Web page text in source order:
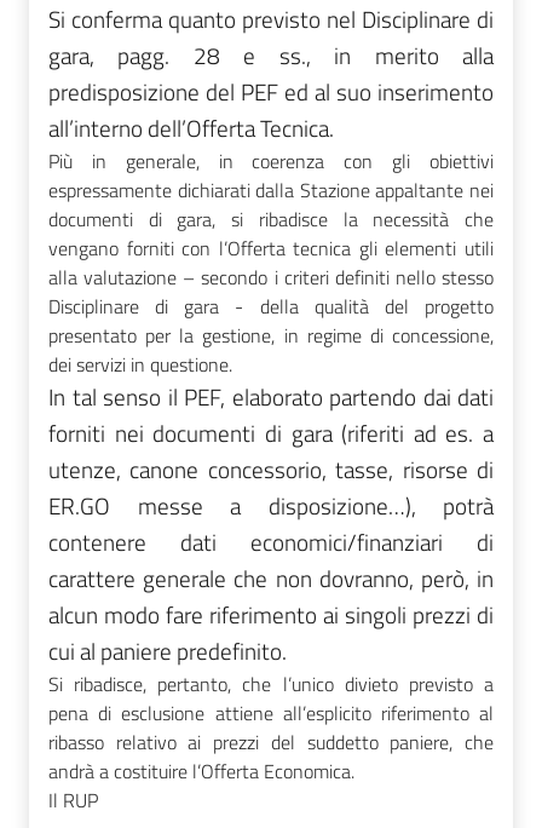
Si conferma quanto previsto nel Disciplinare di
gara, pagg. 28 e ss., in merito alla
predisposizione del PEF ed al suo inserimento
all’interno dell’Offerta Tecnica.
Più in generale, in coerenza con gli obiettivi
espressamente dichiarati dalla Stazione appaltante nei
documenti di gara, si ribadisce la necessità che
vengano forniti con l’Offerta tecnica gli elementi utili
alla valutazione – secondo i criteri definiti nello stesso
Disciplinare di gara - della qualità del progetto
presentato per la gestione, in regime di concessione,
dei servizi in questione.
In tal senso il PEF, elaborato partendo dai dati
forniti nei documenti di gara (riferiti ad es. a
utenze, canone concessorio, tasse, risorse di
ER.GO messe a disposizione…), potrà
contenere dati economici/finanziari di
carattere generale che non dovranno, però, in
alcun modo fare riferimento ai singoli prezzi di
cui al paniere predefinito.
Si ribadisce, pertanto, che l’unico divieto previsto a
pena di esclusione attiene all’esplicito riferimento al
ribasso relativo ai prezzi del suddetto paniere, che
andrà a costituire l’Offerta Economica.
Il RUP